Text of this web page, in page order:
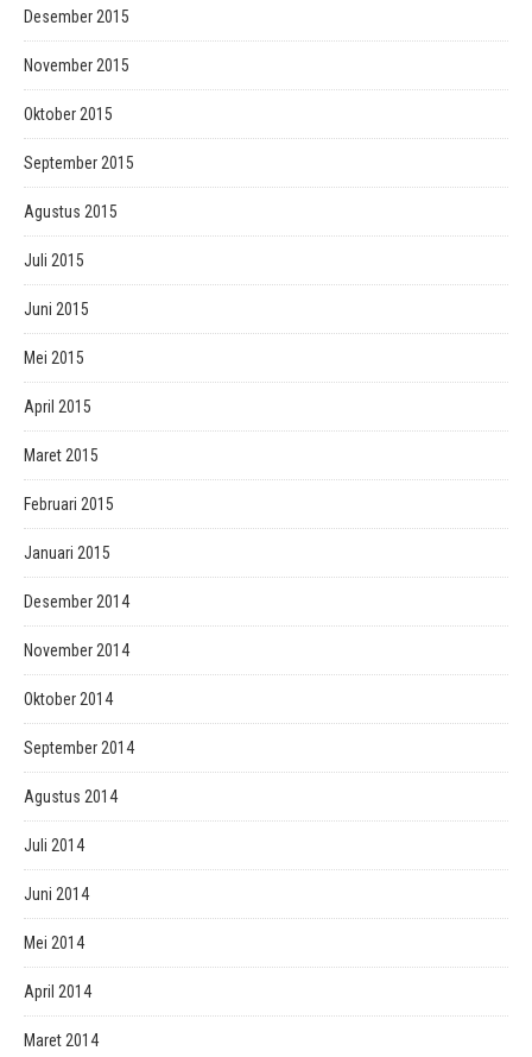
Desember 2015
November 2015
Oktober 2015
September 2015
Agustus 2015
Juli 2015
Juni 2015
Mei 2015
April 2015
Maret 2015
Februari 2015
Januari 2015
Desember 2014
November 2014
Oktober 2014
September 2014
Agustus 2014
Juli 2014
Juni 2014
Mei 2014
April 2014
Maret 2014